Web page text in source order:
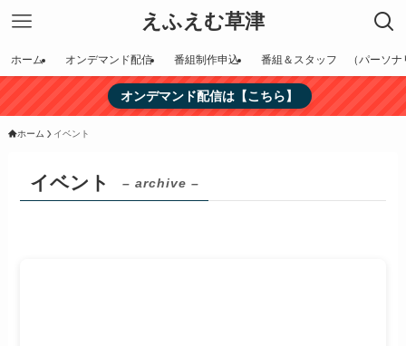
えふえむ草津
ホーム オンデマンド配信 番組制作申込 番組＆スタッフ （パーソナ
オンデマンド配信は【こちら】
ホーム イベント
イベント – archive –